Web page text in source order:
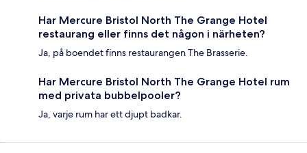
Har Mercure Bristol North The Grange Hotel
restaurang eller finns det någon i närheten?
Ja, på boendet finns restaurangen The Brasserie.
Har Mercure Bristol North The Grange Hotel rum
med privata bubbelpooler?
Ja, varje rum har ett djupt badkar.